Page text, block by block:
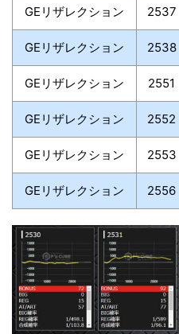
GEリザレクション 2537
GEリザレクション 2538
GEリザレクション 2551
GEリザレクション 2552
GEリザレクション 2553
GEリザレクション 2556